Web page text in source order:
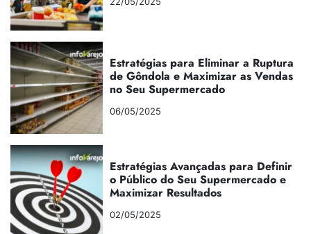
Estratégias para Eliminar a Ruptura
de Gôndola e Maximizar as Vendas
no Seu Supermercado
06/05/2025
Estratégias Avançadas para Definir
o Público do Seu Supermercado e
Maximizar Resultados
02/05/2025